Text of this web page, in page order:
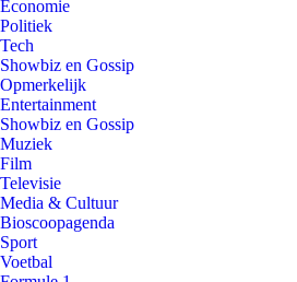
Economie
Politiek
Tech
Showbiz en Gossip
Opmerkelijk
Entertainment
Showbiz en Gossip
Muziek
Film
Televisie
Media & Cultuur
Bioscoopagenda
Sport
Voetbal